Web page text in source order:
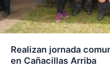
Realizan jornada
en Cañacillas Arriba